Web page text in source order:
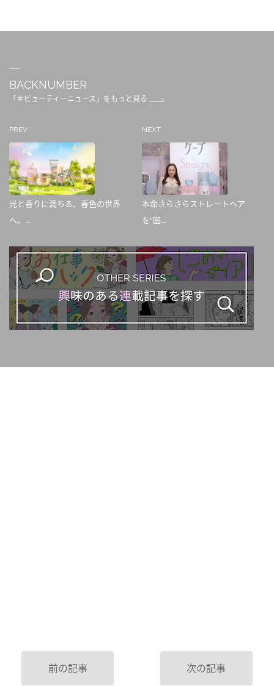
BACKNUMBER
「＃ビューティーニュース」をもっと見る
PREV
光と香りに満ちる、春色の世界
へ。...
NEXT
本命さらさらストレートヘア
を“固...
前の記事 次の記事